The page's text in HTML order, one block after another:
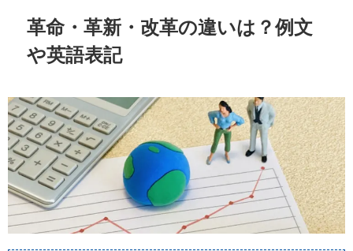
革命・革新・改革の違いは？例文
や英語表記